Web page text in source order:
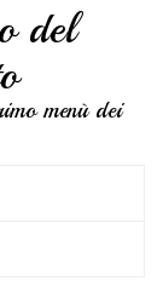
del
menù dei